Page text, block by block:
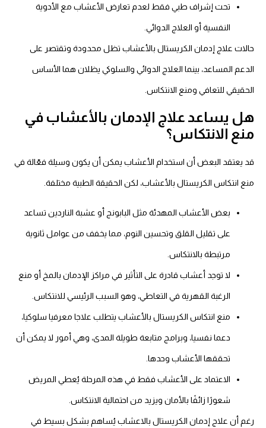
تحت إشراف طبي فقط لعدم تعارض الأعشاب مع الأدوية
النفسية أو العلاج الدوائي.
حالات علاج إدمان الكريستال بالأعشاب تظل محدودة وتقتصر على
الدعم المساعد، بينما العلاج الدوائي والسلوكي يظلان هما الأساس
الحقيقي للتعافي ومنع الانتكاس.
هل يساعد علاج الإدمان بالأعشاب في
منع الانتكاس؟
قد يعتقد البعض أن استخدام الأعشاب يمكن أن يكون وسيلة فعّالة في
منع انتكاس الكريستال بالأعشاب، لكن الحقيقة الطبية مختلفة.
بعض الأعشاب المهدئة مثل البابونج أو عشبة الناردين تساعد
على تقليل القلق وتحسين النوم، مما يخفف من عوامل ثانوية
مرتبطة بالانتكاس.
لا توجد أعشاب قادرة على التأثير في مراكز الإدمان بالمخ أو منع
الرغبة القهرية في التعاطي، وهو السبب الرئيسي للانتكاس.
منع انتكاس الكريستال بالأعشاب يتطلب علاجا معرفيا سلوكيا،
دعما نفسيا، وبرامج متابعة طويلة المدى، وهي أمور لا يمكن أن
تحققها الأعشاب وحدها.
الاعتماد على الأعشاب فقط في هذه المرحلة يُعطي المريض
شعورًا زائفًا بالأمان ويزيد من احتمالية الانتكاس.
رغم أن علاج إدمان الكريستال بالاعشاب يُساهم بشكل بسيط في